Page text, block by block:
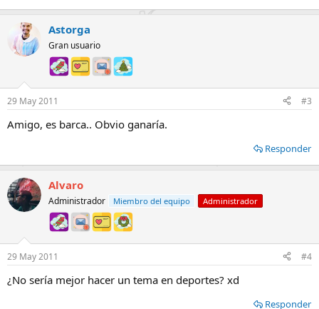
Astorga
Gran usuario
29 May 2011 #3
Amigo, es barca.. Obvio ganaría.
Responder
Alvaro
Administrador Miembro del equipo Administrador
29 May 2011 #4
¿No sería mejor hacer un tema en deportes? xd
Responder